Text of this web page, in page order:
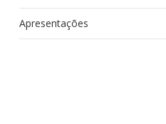
Apresentações